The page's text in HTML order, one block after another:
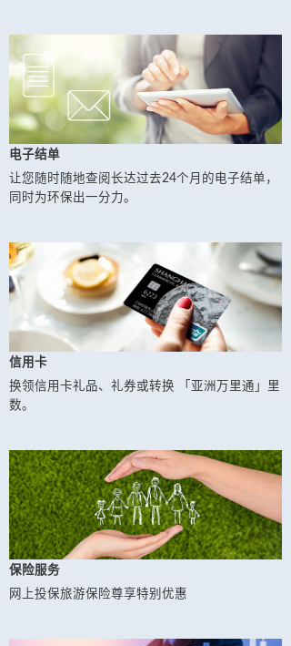
电子结单
让您随时随地查阅长达过去24个月的电子结单，
同时为环保出一分力。
信用卡
换领信用卡礼品、礼券或转换 「亚洲万里通」里
数。
保险服务
网上投保旅游保险尊享特别优惠